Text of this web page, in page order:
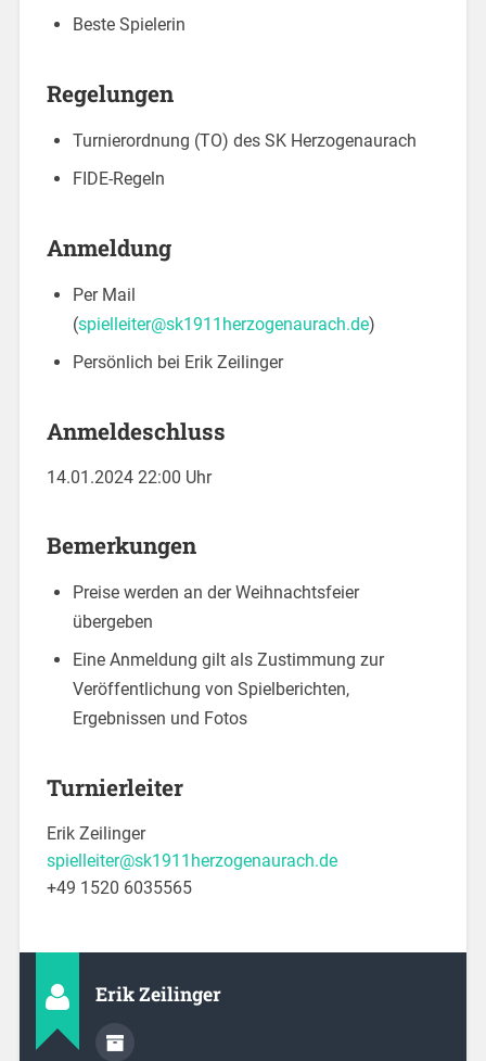
Beste Spielerin
Regelungen
Turnierordnung (TO) des SK Herzogenaurach
FIDE-Regeln
Anmeldung
Per Mail
(spielleiter@sk1911herzogenaurach.de)
Persönlich bei Erik Zeilinger
Anmeldeschluss
14.01.2024 22:00 Uhr
Bemerkungen
Preise werden an der Weihnachtsfeier
übergeben
Eine Anmeldung gilt als Zustimmung zur
Veröffentlichung von Spielberichten,
Ergebnissen und Fotos
Turnierleiter
Erik Zeilinger
spielleiter@sk1911herzogenaurach.de
+49 1520 6035565
Erik Zeilinger